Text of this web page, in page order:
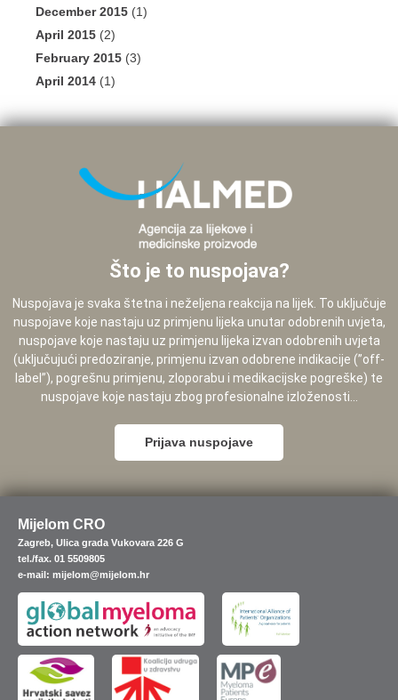
December 2015 (1)
April 2015 (2)
February 2015 (3)
April 2014 (1)
Što je to nuspojava?
Nuspojava je svaka štetna i neželjena reakcija na lijek. To uključuje
nuspojave koje nastaju uz primjenu lijeka unutar odobrenih uvjeta,
nuspojave koje nastaju uz primjenu lijeka izvan odobrenih uvjeta
(uključujući predoziranje, primjenu izvan odobrene indikacije (”off-
label”), pogrešnu primjenu, zloporabu i medikacijske pogreške) te
nuspojave koje nastaju zbog profesionalne izloženosti...
Prijava nuspojave
Mijelom CRO
Zagreb, Ulica grada Vukovara 226 G
tel./fax. 01 5509805
e-mail: mijelom@mijelom.hr